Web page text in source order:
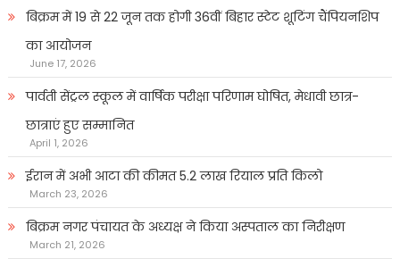
बिक्रम में 19 से 22 जून तक होगी 36वीं बिहार स्टेट शूटिंग चैंपियनशिप
का आयोजन
June 17, 2026
पार्वती सेंट्रल स्कूल में वार्षिक परीक्षा परिणाम घोषित, मेधावी छात्र-
छात्राएं हुए सम्मानित
April 1, 2026
ईरान में अभी आटा की कीमत 5.2 लाख रियाल प्रति किलो
March 23, 2026
बिक्रम नगर पंचायत के अध्यक्ष ने किया अस्पताल का निरीक्षण
March 21, 2026